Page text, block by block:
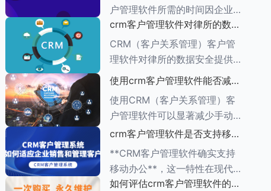
业有效管理与客户之间的互动，
增强客户满意度，提升销售业
绩。以下是对CR
户管理软件所需的时间因企业的
具体需求、系统复杂程度、企业
规模以及资源分配情况而异。一
般来说，整个实施周期可以分为
也有所不同。
crm客户管理软件对律所的数据
安全有何保障措施
CRM（客户关系管理）客户管
理软件对律所的数据安全提供了
一系列保障措施，这些措施旨在
和可用性。以下是一些关键的保
障措施： ###数据加密与存储
安全
使用crm客户管理软件能否减少
手动输入数据的工作量
使用CRM（客户关系管理）客
户管理软件可以显著减少手动输
入数据的工作量，原因如下：
1.**自动化数据收集**： -CRM
系统通常具有自动化数据捕获功
能，能够从多个来源
crm客户管理软件是否支持移动
办公
**CRM客户管理软件确实支持
移动办公**，这一特性在现代企
业管理中具有重要意义。以下是
如何评估crm客户管理软件的投